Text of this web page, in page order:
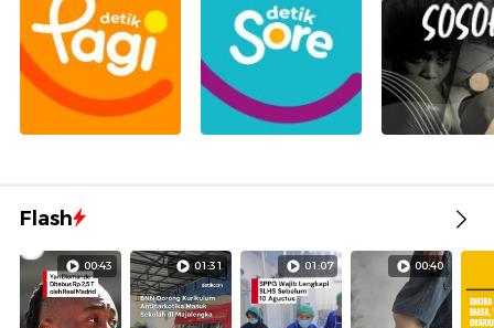
Flash
00:43 01:31 01:07 00:40